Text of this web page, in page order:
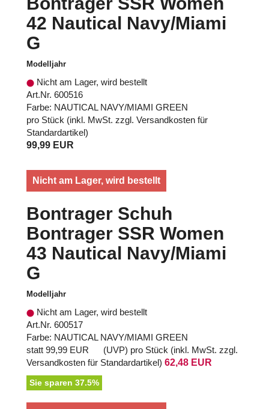
42 Nautical Navy/Miami
G
Modelljahr
Nicht am Lager, wird bestellt
Art.Nr. 600516
Farbe: NAUTICAL NAVY/MIAMI GREEN
pro Stück (inkl. MwSt. zzgl. Versandkosten für
Standardartikel)
99,99 EUR
Nicht am Lager, wird bestellt
Bontrager Schuh
Bontrager SSR Women
43 Nautical Navy/Miami
G
Modelljahr
Nicht am Lager, wird bestellt
Art.Nr. 600517
Farbe: NAUTICAL NAVY/MIAMI GREEN
statt 99,99 EUR (UVP) pro Stück (inkl. MwSt. zzgl.
Versandkosten für Standardartikel) 62,48 EUR
Sie sparen 37.5%